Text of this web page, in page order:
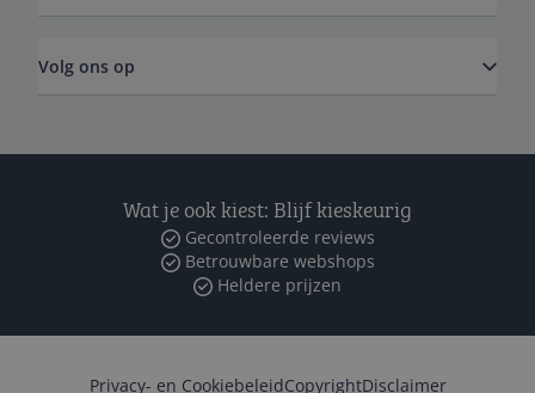
Volg ons op
Wat je ook kiest: Blijf kieskeurig
Gecontroleerde reviews
Betrouwbare webshops
Heldere prijzen
Privacy- en CookiebeleidCopyrightDisclaimer